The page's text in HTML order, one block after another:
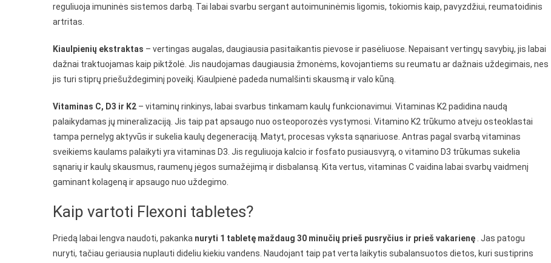
reguliuoja imuninės sistemos darbą. Tai labai svarbu sergant autoimuninėmis ligomis, tokiomis kaip, pavyzdžiui, reumatoidinis
artritas.
Kiaulpienių ekstraktas – vertingas augalas, daugiausia pasitaikantis pievose ir pasėliuose. Nepaisant vertingų savybių, jis labai
dažnai traktuojamas kaip piktžolė. Jis naudojamas daugiausia žmonėms, kovojantiems su reumatu ar dažnais uždegimais, nes
jis turi stiprų priešuždegiminį poveikį. Kiaulpienė padeda numalšinti skausmą ir valo kūną.
Vitaminas C, D3 ir K2 – vitaminų rinkinys, labai svarbus tinkamam kaulų funkcionavimui. Vitaminas K2 padidina naudą
palaikydamas jų mineralizaciją. Jis taip pat apsaugo nuo osteoporozės vystymosi. Vitamino K2 trūkumo atveju osteoklastai
tampa pernelyg aktyvūs ir sukelia kaulų degeneraciją. Matyt, procesas vyksta sąnariuose. Antras pagal svarbą vitaminas
sveikiems kaulams palaikyti yra vitaminas D3. Jis reguliuoja kalcio ir fosfato pusiausvyrą, o vitamino D3 trūkumas sukelia
sąnarių ir kaulų skausmus, raumenų jėgos sumažėjimą ir disbalansą. Kita vertus, vitaminas C vaidina labai svarbų vaidmenį
gaminant kolageną ir apsaugo nuo uždegimo.
Kaip vartoti Flexoni tabletes?
Priedą labai lengva naudoti, pakanka nuryti 1 tabletę maždaug 30 minučių prieš pusryčius ir prieš vakarienę . Jas patogu
nuryti, tačiau geriausia nuplauti dideliu kiekiu vandens. Naudojant taip pat verta laikytis subalansuotos dietos, kuri sustiprins